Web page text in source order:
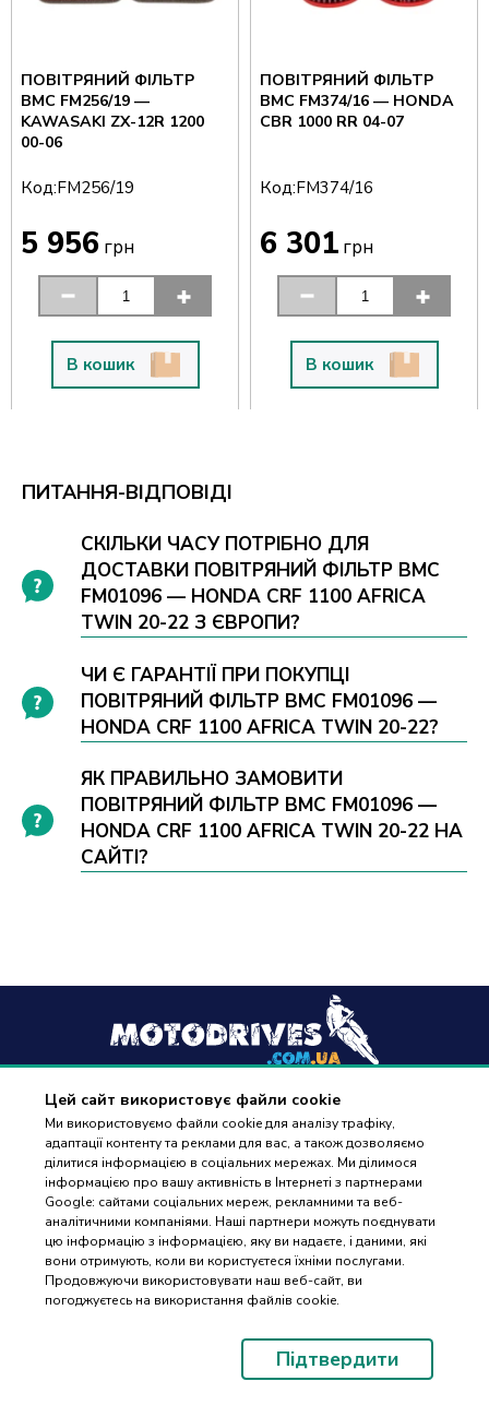
Цей сайт використовує файли cookie
Ми використовуємо файли cookie для аналізу трафіку,
адаптації контенту та реклами для вас, а також дозволяємо
ділитися інформацією в соціальних мережах. Ми ділимося
інформацією про вашу активність в Інтернеті з партнерами
Google: сайтами соціальних мереж, рекламними та веб-
аналітичними компаніями. Наші партнери можуть поєднувати
цю інформацію з інформацією, яку ви надаєте, і даними, які
вони отримують, коли ви користуєтеся їхніми послугами.
Продовжуючи використовувати наш веб-сайт, ви
погоджуєтесь на використання файлів cookie.
Підтвердити
ПОВІТРЯНИЙ ФІЛЬТР
BMC FM256/19 —
KAWASAKI ZX-12R 1200
00-06
Код:FM256/19
5 956 грн
В кошик
ПОВІТРЯНИЙ ФІЛЬТР
BMC FM374/16 — HONDA
CBR 1000 RR 04-07
Код:FM374/16
6 301 грн
В кошик
ПИТАННЯ-ВІДПОВІДІ
СКІЛЬКИ ЧАСУ ПОТРІБНО ДЛЯ
ДОСТАВКИ ПОВІТРЯНИЙ ФІЛЬТР BMC
FM01096 — HONDA CRF 1100 AFRICA
TWIN 20-22 З ЄВРОПИ?
ЧИ Є ГАРАНТІЇ ПРИ ПОКУПЦІ
ПОВІТРЯНИЙ ФІЛЬТР BMC FM01096 —
HONDA CRF 1100 AFRICA TWIN 20-22?
ЯК ПРАВИЛЬНО ЗАМОВИТИ
ПОВІТРЯНИЙ ФІЛЬТР BMC FM01096 —
HONDA CRF 1100 AFRICA TWIN 20-22 НА
САЙТІ?
+38(096) 488 77 88
дзвінки приймаються в робочі дні з 9:00 до 18:00
Оплата та доставка
Контакти
ПІДБІР
ЗАПЧАСТИН